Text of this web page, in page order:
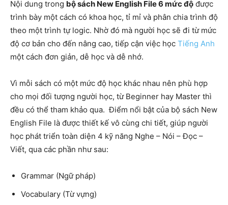
Nội dung trong bộ sách New English File 6 mức độ được
trình bày một cách có khoa học, tỉ mỉ và phân chia trình độ
theo một trình tự logic. Nhờ đó mà người học sẽ đi từ mức
độ cơ bản cho đến nâng cao, tiếp cận việc học Tiếng Anh
một cách đơn giản, dễ học và dễ nhớ.
Vì mỗi sách có một mức độ học khác nhau nên phù hợp
cho mọi đối tượng người học, từ Beginner hay Master thì
đều có thể tham khảo qua. Điểm nổi bật của bộ sách New
English File là được thiết kế vô cùng chi tiết, giúp người
học phát triển toàn diện 4 kỹ năng Nghe – Nói – Đọc –
Viết, qua các phần như sau:
Grammar (Ngữ pháp)
Vocabulary (Từ vựng)